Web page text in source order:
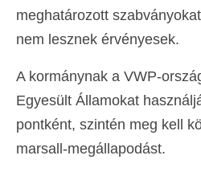
meghatározott
nem lesznek érvényesek.
A kormánynak a VWP-
Egyesült Államokat
pontként, szintén meg kell
marsall-megállapodást.